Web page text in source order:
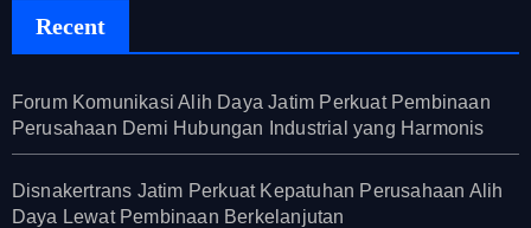
Recent
Forum Komunikasi Alih Daya Jatim Perkuat Pembinaan
Perusahaan Demi Hubungan Industrial yang Harmonis
Disnakertrans Jatim Perkuat Kepatuhan Perusahaan Alih
Daya Lewat Pembinaan Berkelanjutan